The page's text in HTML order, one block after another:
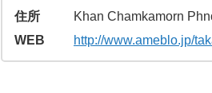
住所
Khan Chamkamorn
WEB
http://www.ameblo.jp/